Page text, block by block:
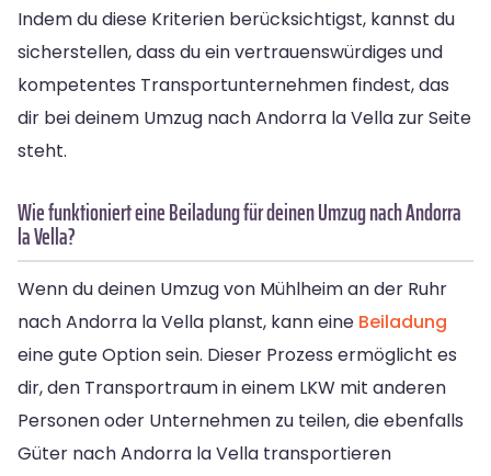
Indem du diese Kriterien berücksichtigst, kannst du
sicherstellen, dass du ein vertrauenswürdiges und
kompetentes Transportunternehmen findest, das
dir bei deinem Umzug nach Andorra la Vella zur Seite
steht.
Wie funktioniert eine Beiladung für deinen Umzug nach Andorra
la Vella?
Wenn du deinen Umzug von Mühlheim an der Ruhr
nach Andorra la Vella planst, kann eine Beiladung
eine gute Option sein. Dieser Prozess ermöglicht es
dir, den Transportraum in einem LKW mit anderen
Personen oder Unternehmen zu teilen, die ebenfalls
Güter nach Andorra la Vella transportieren